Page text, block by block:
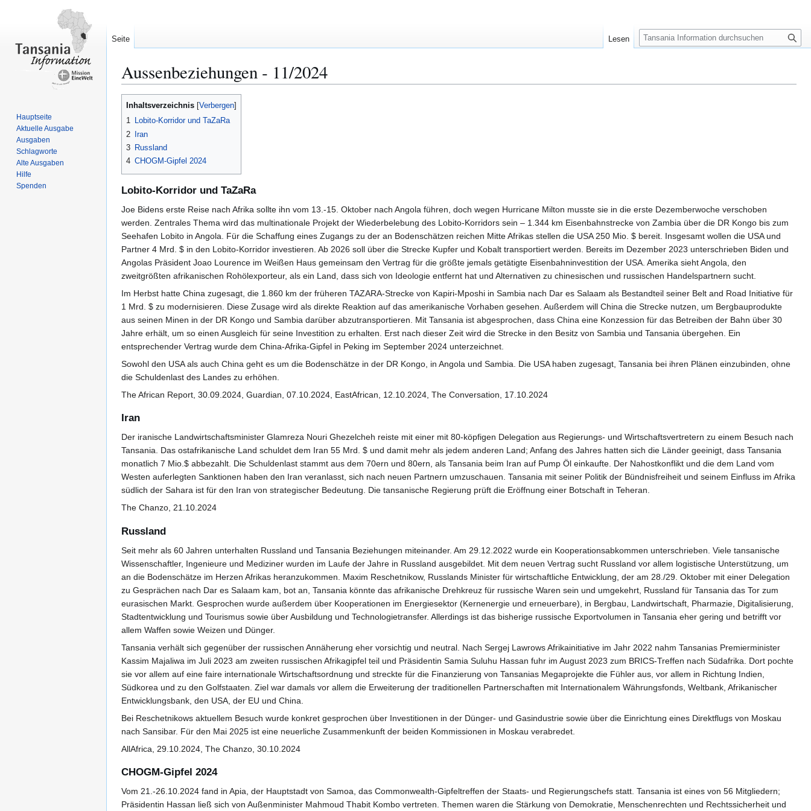
Aussenbeziehungen ‐ 11/2024
Zur
Zur
Inhaltsverzeichnis
1 Lobito-Korridor und TaZaRa
2
Iran
3 Russland
4 CHOGM-Gipfel 2024
Lobito-Korridor und TaZaRa
Joe Bidens erste Reise nach Afrika sollte ihn vom 13.-15. Oktober nach Angola führen, doch wegen Hurricane Milton musste sie in die erste Dezemberwoche verschoben
werden. Zentrales Thema wird das multinationale Projekt der Wiederbelebung des Lobito-Korridors sein – 1.344 km Eisenbahnstrecke von Zambia über die DR Kongo bis zum
Seehafen Lobito in Angola. Für die Schaffung eines Zugangs zu der an Bodenschätzen reichen Mitte Afrikas stellen die USA 250 Mio. $ bereit. Insgesamt wollen die USA und
Partner 4 Mrd. $ in den Lobito-Korridor investieren. Ab 2026 soll über die Strecke Kupfer und Kobalt transportiert werden. Bereits im Dezember 2023 unterschrieben Biden und
Angolas Präsident Joao Lourence im Weißen Haus gemeinsam den Vertrag für die größte jemals getätigte Eisenbahninvestition der USA. Amerika sieht Angola, den
zweitgrößten afrikanischen Rohölexporteur, als ein Land, dass sich von Ideologie entfernt hat und Alternativen zu chinesischen und russischen Handelspartnern sucht.
Im Herbst hatte China zugesagt, die 1.860 km der früheren TAZARA-Strecke von Kapiri-Mposhi in Sambia nach Dar es Salaam als Bestandteil seiner Belt and Road Initiative für
1 Mrd. $ zu modernisieren. Diese Zusage wird als direkte Reaktion auf das amerikanische Vorhaben gesehen. Außerdem will China die Strecke nutzen, um Bergbauprodukte
aus seinen Minen in der DR Kongo und Sambia darüber abzutransportieren. Mit Tansania ist abgesprochen, dass China eine Konzession für das Betreiben der Bahn über 30
Jahre erhält, um so einen Ausgleich für seine Investition zu erhalten. Erst nach dieser Zeit wird die Strecke in den Besitz von Sambia und Tansania übergehen. Ein
entsprechender Vertrag wurde dem China-Afrika-Gipfel in Peking im September 2024 unterzeichnet.
Sowohl den USA als auch China geht es um die Bodenschätze in der DR Kongo, in Angola und Sambia. Die USA haben zugesagt, Tansania bei ihren Plänen einzubinden, ohne
die Schuldenlast des Landes zu erhöhen.
The African Report, 30.09.2024, Guardian, 07.10.2024, EastAfrican, 12.10.2024, The Conversation, 17.10.2024
Iran
Der iranische Landwirtschaftsminister Glamreza Nouri Ghezelcheh reiste mit einer mit 80-köpfigen Delegation aus Regierungs- und Wirtschaftsvertretern zu einem Besuch nach
Tansania. Das ostafrikanische Land schuldet dem Iran 55 Mrd. $ und damit mehr als jedem anderen Land; Anfang des Jahres hatten sich die Länder geeinigt, dass Tansania
monatlich 7 Mio.$ abbezahlt. Die Schuldenlast stammt aus dem 70ern und 80ern, als Tansania beim Iran auf Pump Öl einkaufte. Der Nahostkonflikt und die dem Land vom
Westen auferlegten Sanktionen haben den Iran veranlasst, sich nach neuen Partnern umzuschauen. Tansania mit seiner Politik der Bündnisfreiheit und seinem Einfluss im Afrika
südlich der Sahara ist für den Iran von strategischer Bedeutung. Die tansanische Regierung prüft die Eröffnung einer Botschaft in Teheran.
The Chanzo, 21.10.2024
Russland
Seit mehr als 60 Jahren unterhalten Russland und Tansania Beziehungen miteinander. Am 29.12.2022 wurde ein Kooperationsabkommen unterschrieben. Viele tansanische
Wissenschaftler, Ingenieure und Mediziner wurden im Laufe der Jahre in Russland ausgebildet. Mit dem neuen Vertrag sucht Russland vor allem logistische Unterstützung, um
an die Bodenschätze im Herzen Afrikas heranzukommen. Maxim Reschetnikow, Russlands Minister für wirtschaftliche Entwicklung, der am 28./29. Oktober mit einer Delegation
zu Gesprächen nach Dar es Salaam kam, bot an, Tansania könnte das afrikanische Drehkreuz für russische Waren sein und umgekehrt, Russland für Tansania das Tor zum
eurasischen Markt. Gesprochen wurde außerdem über Kooperationen im Energiesektor (Kernenergie und erneuerbare), in Bergbau, Landwirtschaft, Pharmazie, Digitalisierung,
Stadtentwicklung und Tourismus sowie über Ausbildung und Technologietransfer. Allerdings ist das bisherige russische Exportvolumen in Tansania eher gering und betrifft vor
allem Waffen sowie Weizen und Dünger.
Tansania verhält sich gegenüber der russischen Annäherung eher vorsichtig und neutral. Nach Sergej Lawrows Afrikainitiative im Jahr 2022 nahm Tansanias Premierminister
Kassim Majaliwa im Juli 2023 am zweiten russischen Afrikagipfel teil und Präsidentin Samia Suluhu Hassan fuhr im August 2023 zum BRICS-Treffen nach Südafrika. Dort pochte
sie vor allem auf eine faire internationale Wirtschaftsordnung und streckte für die Finanzierung von Tansanias Megaprojekte die Fühler aus, vor allem in Richtung Indien,
Südkorea und zu den Golfstaaten. Ziel war damals vor allem die Erweiterung der traditionellen Partnerschaften mit Internationalem Währungsfonds, Weltbank, Afrikanischer
Entwicklungsbank, den USA, der EU und China.
Bei Reschetnikows aktuellem Besuch wurde konkret gesprochen über Investitionen in der Dünger- und Gasindustrie sowie über die Einrichtung eines Direktflugs von Moskau
nach Sansibar. Für den Mai 2025 ist eine neuerliche Zusammenkunft der beiden Kommissionen in Moskau verabredet.
AllAfrica, 29.10.2024, The Chanzo, 30.10.2024
CHOGM-Gipfel 2024
Vom 21.-26.10.2024 fand in Apia, der Hauptstadt von Samoa, das Commonwealth-Gipfeltreffen der Staats- und Regierungschefs statt. Tansania ist eines von 56 Mitgliedern;
Präsidentin Hassan ließ sich von Außenminister Mahmoud Thabit Kombo vertreten. Themen waren die Stärkung von Demokratie, Menschenrechten und Rechtssicherheit und
Seite Lesen
S
u
e
Hauptseite
Aktuelle Ausgabe
Ausgaben
Schlagworte
Alte Ausgaben
Hilfe
Spenden